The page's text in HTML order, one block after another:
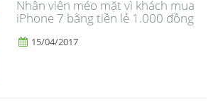
Nhân viên méo mặt vì khách mua
iPhone 7 bằng tiền lẻ 1.000 đồng
15/04/2017